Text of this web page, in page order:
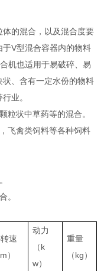
的混合，以及混合度要
V型混合容器内的物料
机也适用于易破碎、易
、含有一定水份的物料
业。
粒状中草药等的混合。
飞禽类饲料等各种饲料
。
速
）
动力
（k
w）
重量
（kg）